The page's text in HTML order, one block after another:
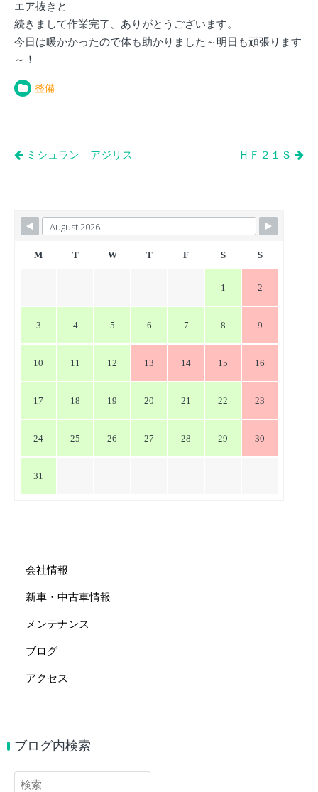
エア抜きと
続きまして作業完了、ありがとうございます。
今日は暖かかったので体も助かりました～明日も頑張ります
～！
整備
投
ビ
ゲ
ミシュラン アジリス ＨＦ２１Ｓ
M T W T F S S
1 2
3 4 5 6 7 8 9
10 11 12 13 14 15 16
17 18 19 20 21 22 23
24 25 26 27 28 29 30
31
会社情報
新車・中古車情報
メンテナンス
ブログ
アクセス
ブログ内検索
検